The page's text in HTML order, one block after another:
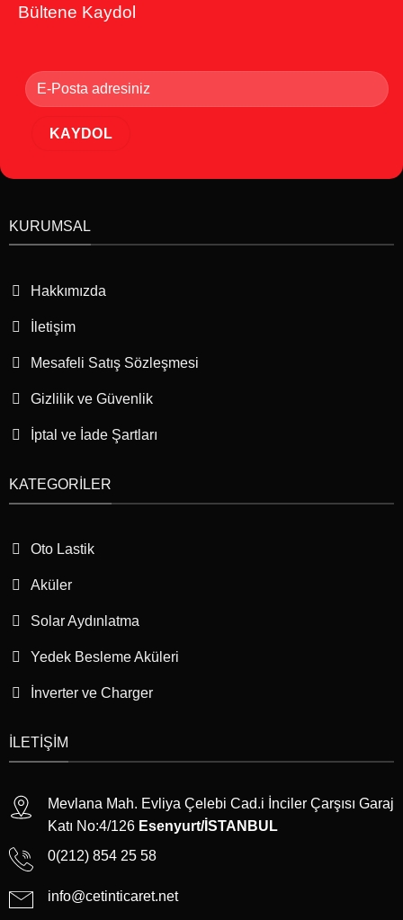
Bültene Kaydol
KURUMSAL
Hakkımızda
İletişim
Mesafeli Satış Sözleşmesi
Gizlilik ve Güvenlik
İptal ve İade Şartları
KATEGORILER
Oto Lastik
Aküler
Solar Aydınlatma
Yedek Besleme Aküleri
İnverter ve Charger
İLETIŞIM
Mevlana Mah. Evliya Çelebi Cad.i İnciler Çarşısı Garaj
Katı No:4/126 Esenyurt/İSTANBUL
0(212) 854 25 58
info@cetinticaret.net